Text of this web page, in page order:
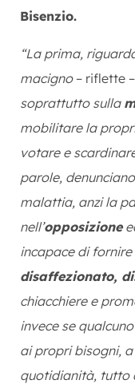
Bisenzio.
“La prima,
macigno– riflette –
soprattutto sulla
mobilitare la
votare e
parole,
malattia, anzi la
nell’opposizione
incapace di
disaffezionato,
chiacchiere e
invece se
ai propri bisogni,
quotidianità, tutto